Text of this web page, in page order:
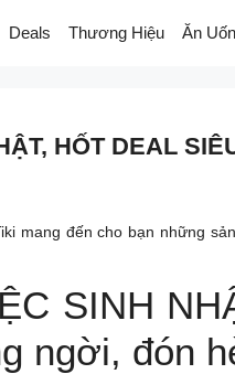
Deals Thương Hiệu Ăn
HỐT DEAL
mang đến cho bạn những
SINH
ngời, đón